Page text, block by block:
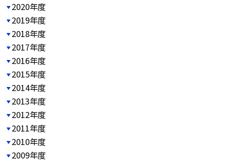
2020年度
2019年度
2018年度
2017年度
2016年度
2015年度
2014年度
2013年度
2012年度
2011年度
2010年度
2009年度